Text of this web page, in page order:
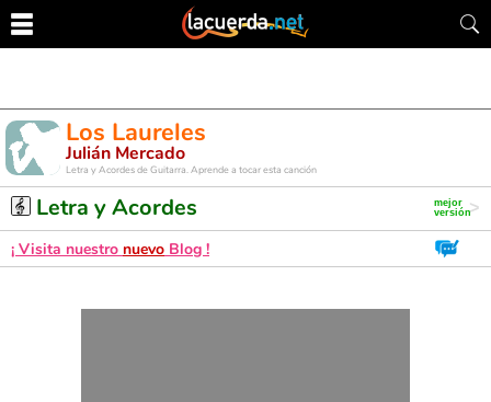
Los Laureles
Julián Mercado
Letra y Acordes de Guitarra. Aprende a tocar esta canción
Letra y Acordes
¡ Visita nuestro nuevo Blog !